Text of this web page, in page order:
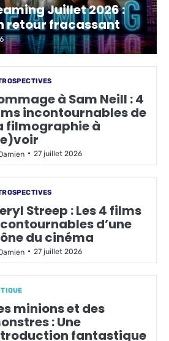
Juillet 2026 :
retour fracassant
à Sam Neill : 4
incontournables de
filmographie à
27 juillet 2026
Streep : Les 4 films
d’une
du cinéma
27 juillet 2026
minions et des
: Une
fantastique